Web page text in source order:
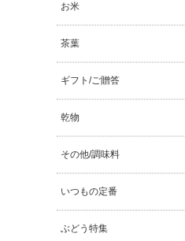
お米
茶葉
ギフト/ご贈答
乾物
その他/調味料
いつもの定番
ぶどう特集